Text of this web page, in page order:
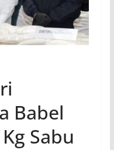
Babel
Sabu